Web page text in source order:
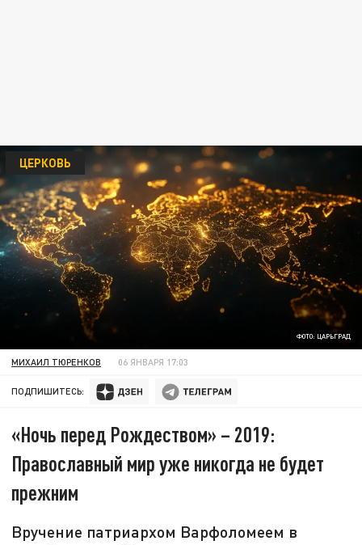
ФОТО: ЦАРЬГРАД
ЦЕРКОВЬ
МИХАИЛ ТЮРЕНКОВ 06 ЯНВАРЯ 17:03
ПОДПИШИТЕСЬ:
«Ночь перед Рождеством» – 2019:
Православный мир уже никогда не будет
прежним
Вручение патриархом Варфоломеем в